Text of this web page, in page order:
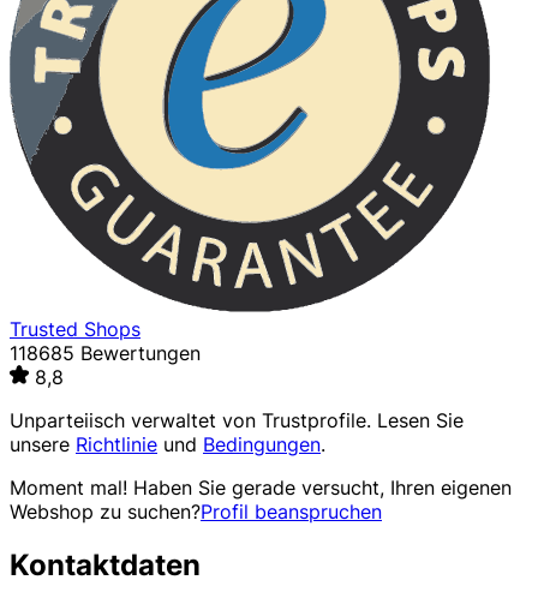
Trusted Shops
118685 Bewertungen
8,8
Unparteiisch verwaltet von Trustprofile. Lesen Sie
unsere Richtlinie und Bedingungen.
Moment mal! Haben Sie gerade versucht, Ihren eigenen
Webshop zu suchen?Profil beanspruchen
Kontaktdaten